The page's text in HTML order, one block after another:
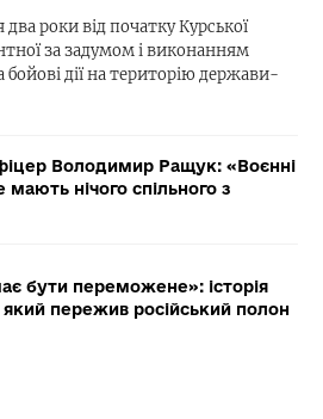
роки від початку Курської
за задумом і виконанням
бойові дії на територію держави-
Володимир Ращук: «Воєнні
нічого спільного з
бути переможене»: історія
який пережив російський полон